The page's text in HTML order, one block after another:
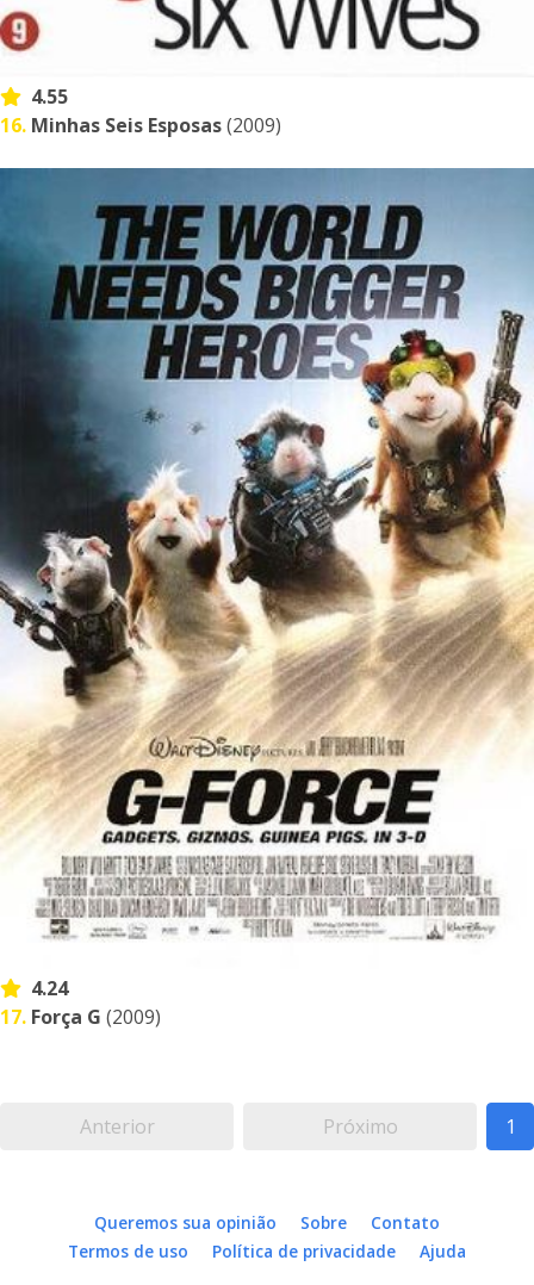
4.55
16. Minhas Seis Esposas(2009)
4.24
17. Força G (2009)
Anterior Próximo 1
Queremos sua opinião Sobre
Contato
Termos de uso
Política de privacidade Ajuda